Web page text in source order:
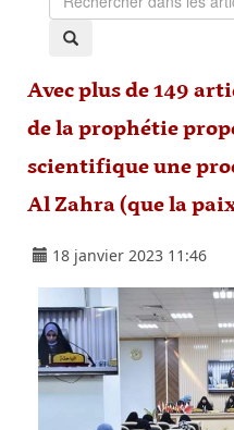
Avec plus de 149
de la prophétie
scientifique une
Al Zahra (que la
18 janvier 2023 11:46